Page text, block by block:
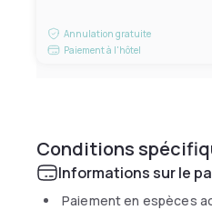
Annulation gratuite
Paiement à l'hôtel
Conditions
Informations sur le
Paiement en espèces